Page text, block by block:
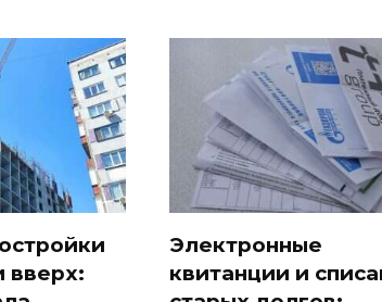
вверх:
Электронные
квитанции и